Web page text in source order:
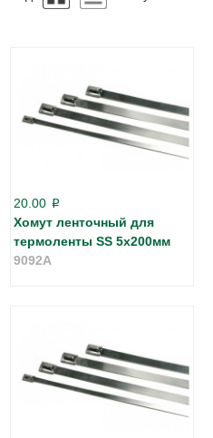
20.00 p
Хомут ленточный для
термоленты SS 5x200мм
9092A